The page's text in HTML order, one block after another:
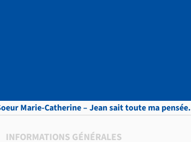
Marie-Catherine – Jean sait toute ma pensée.
INFORMATIONS GÉNÉRALES